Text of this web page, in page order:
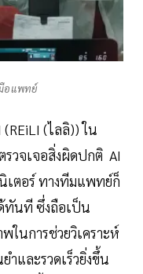
อแพทย์
(ไลลิ)) ใน
วจเจอสิ่งผิดปกติ AI
เตอร์ ทางทีมแพทย์ก็
ทันที ซึ่งถือเป็น
ในการช่วยวิเคราะห์
ำและรวดเร็วยิ่งขึ้น